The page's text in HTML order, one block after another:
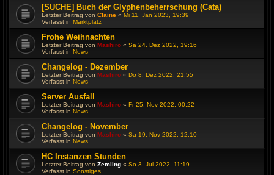
[SUCHE] Buch der Glyphenbeherrschung (Cata)
Letzter Beitrag von Claine « Mi 11. Jan 2023, 19:39
Verfasst in Marktplatz
Frohe Weihnachten
Letzter Beitrag von Mashiro « Sa 24. Dez 2022, 19:16
Verfasst in News
Changelog - Dezember
Letzter Beitrag von Mashiro « Do 8. Dez 2022, 21:55
Verfasst in News
Server Ausfall
Letzter Beitrag von Mashiro « Fr 25. Nov 2022, 00:22
Verfasst in News
Changelog - November
Letzter Beitrag von Mashiro « Sa 19. Nov 2022, 12:10
Verfasst in News
HC Instanzen Stunden
Letzter Beitrag von Zemling « So 3. Jul 2022, 11:19
Verfasst in Sonstiges